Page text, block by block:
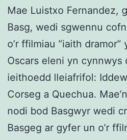
Mae Luistxo Fernandez,
Basg, wedi sgwennu
o’r ffilmiau “iaith dramor”
Oscars eleni yn cynnwys
ieithoedd lleiafrifol:
Corseg a Quechua.
nodi bod Basgwyr wedi
Basgeg ar gyfer un o’r